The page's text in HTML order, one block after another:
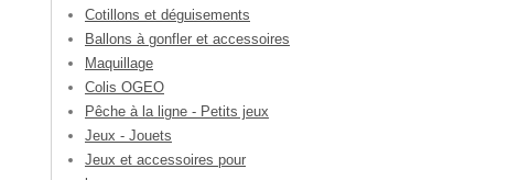
Cotillons et déguisements
Ballons à gonfler et accessoires
Maquillage
Colis OGEO
Pêche à la ligne - Petits jeux
Jeux - Jouets
Jeux et accessoires pour